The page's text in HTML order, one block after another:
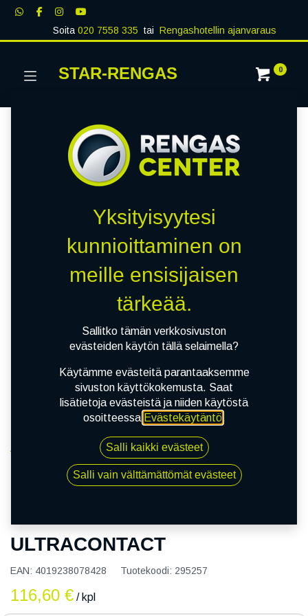
Soita020 7558 335 tai Rengashotellin ajanvaraus
STAR-RENGAS 0
155/70R14 77T CONTINENTAL ULTRACONTACT
ULTRACONTACT
EAN: 4019238078428 Tuotekoodi: 295257
116,60 € / kpl
Yksityisyytesi
kunnioittaminen on
meille ensisijaisen
tärkeää.
Sallitko tämän verkkosivuston
evästeiden käytön tällä selaimella?
Käytämme evästeitä parantaaksemme
sivuston käyttökokemusta. Saat
lisätietoja evästeistä ja niiden käytöstä
osoitteessa Evästekäytäntö.
Salli kaikki evästeet
Salli vain välttämättömät evästeet